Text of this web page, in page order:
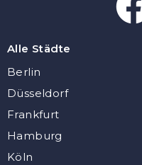
Alle Städte
Berlin
Düsseldorf
Frankfurt
Hamburg
Köln